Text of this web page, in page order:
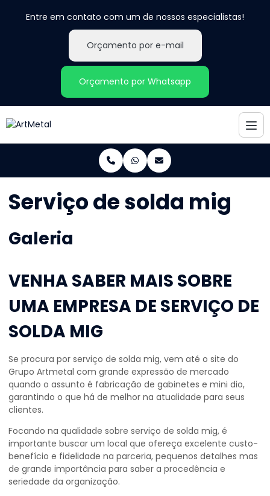
Entre em contato com um de nossos especialistas!
Orçamento por e-mail
Orçamento por Whatsapp
Serviço de solda mig
Galeria
VENHA SABER MAIS SOBRE
UMA EMPRESA DE SERVIÇO DE
SOLDA MIG
Se procura por serviço de solda mig, vem até o site do
Grupo Artmetal com grande expressão de mercado
quando o assunto é fabricação de gabinetes e mini dio,
garantindo o que há de melhor na atualidade para seus
clientes.
Focando na qualidade sobre serviço de solda mig, é
importante buscar um local que ofereça excelente custo-
benefício e fidelidade na parceria, pequenos detalhes mas
de grande importância para saber a procedência e
seriedade da organização.